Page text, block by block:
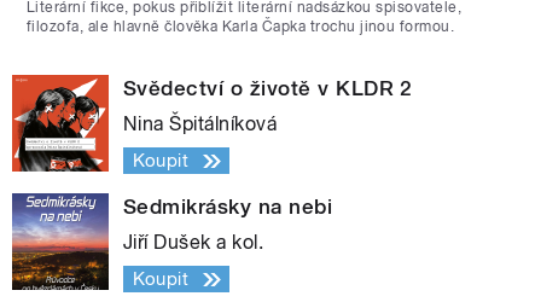
Literární fikce, pokus přiblížit literární nadsázkou spisovatele,
filozofa, ale hlavně člověka Karla Čapka trochu jinou formou.
Svědectví o životě v KLDR 2
Nina Špitálníková
Koupit
Sedmikrásky na nebi
Jiří Dušek a kol.
Koupit